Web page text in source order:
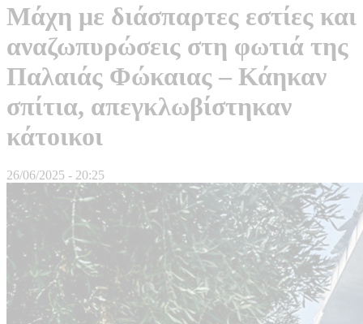
Μάχη με διάσπαρτες εστίες και
αναζωπυρώσεις στη φωτιά της
Παλαιάς Φώκαιας – Κάηκαν
σπίτια, απεγκλωβίστηκαν
κάτοικοι
26/06/2025 - 20:25